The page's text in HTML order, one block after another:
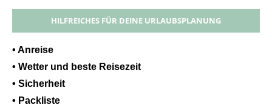
HILFREICHES FÜR DEINE URLAUBSPLANUNG
• Anreise
• Wetter und beste Reisezeit
• Sicherheit
• Packliste